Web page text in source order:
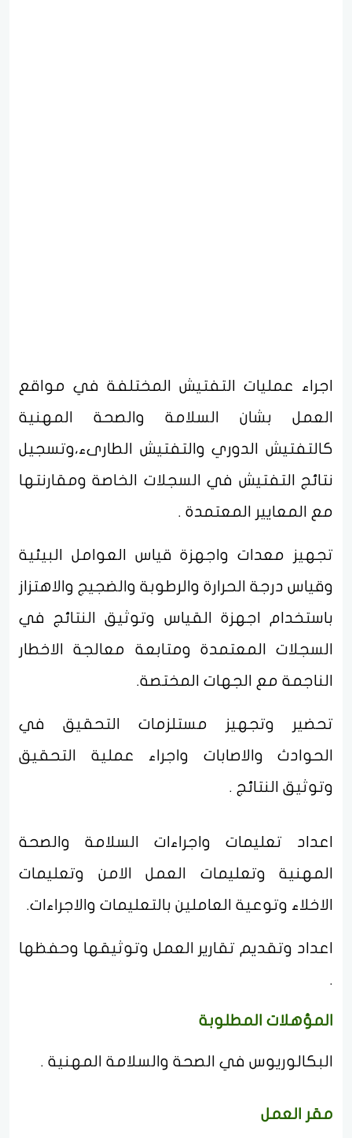
اجراء عمليات التفتيش المختلفة في مواقع
العمل بشان السلامة والصحة المهنية
كالتفتيش الدوري والتفتيش الطارىء،وتسجيل
نتائج التفتيش في السجلات الخاصة ومقارنتها
مع المعايير المعتمدة .
تجهيز معدات واجهزة قياس العوامل البيئية
وقياس درجة الحرارة والرطوبة والضجيج والاهتزاز
باستخدام اجهزة القياس وتوثيق النتائج في
السجلات المعتمدة ومتابعة معالجة الاخطار
الناجمة مع الجهات المختصة.
تحضير وتجهيز مستلزمات التحقيق في
الحوادث والاصابات واجراء عملية التحقيق
وتوثيق النتائج .
اعداد تعليمات واجراءات السلامة والصحة
المهنية وتعليمات العمل الامن وتعليمات
الاخلاء وتوعية العاملين بالتعليمات والاجراءات.
اعداد وتقديم تقارير العمل وتوثيقها وحفظها
.
المؤهلات المطلوبة
البكالوريوس في الصحة والسلامة المهنية .
مقر العمل